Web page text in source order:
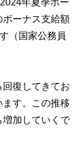
ボーナス支給額
（国家公務員
復してきてお
ます。この推移
増加していくで